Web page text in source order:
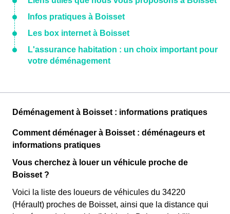
Infos pratiques à Boisset
Les box internet à Boisset
L'assurance habitation : un choix important pour
votre déménagement
Déménagement à Boisset : informations pratiques
Comment déménager à Boisset : déménageurs et
informations pratiques
Vous cherchez à louer un véhicule proche de
Boisset ?
Voici la liste des loueurs de véhicules du 34220
(Hérault) proches de Boisset, ainsi que la distance qui